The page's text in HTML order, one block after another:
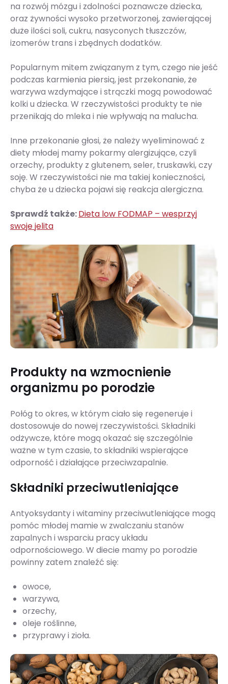
na rozwój mózgu i zdolności poznawcze dziecka​​,
oraz żywności wysoko przetworzonej, zawierającej
duże ilości soli, cukru, nasyconych tłuszczów,
izomerów trans i zbędnych dodatków.
Popularnym mitem związanym z tym, czego nie jeść
podczas karmienia piersią, jest przekonanie, że
warzywa wzdymające i strączki mogą powodować
kolki u dziecka. W rzeczywistości produkty te nie
przenikają do mleka i nie wpływają na malucha.
Inne przekonanie głosi, że należy wyeliminować z
diety młodej mamy pokarmy alergizujące, czyli
orzechy, produkty z glutenem, seler, truskawki, czy
soję. W rzeczywistości nie ma takiej konieczności,
chyba że u dziecka pojawi się reakcja alergiczna.
Sprawdź także:Dieta low FODMAP – wesprzyj
swoje jelita
Produkty na wzmocnienie
organizmu po porodzie
Połóg to okres, w którym ciało się regeneruje i
dostosowuje do nowej rzeczywistości. Składniki
odżywcze, które mogą okazać się szczególnie
ważne w tym czasie, to składniki wspierające
odporność i działające przeciwzapalnie.
Składniki przeciwutleniające
Antyoksydanty i witaminy przeciwutleniające mogą
pomóc młodej mamie w zwalczaniu stanów
zapalnych i wsparciu pracy układu
odpornościowego. W diecie mamy po porodzie
powinny zatem znaleźć się:
owoce,
warzywa,
orzechy,
oleje roślinne,
przyprawy i zioła.